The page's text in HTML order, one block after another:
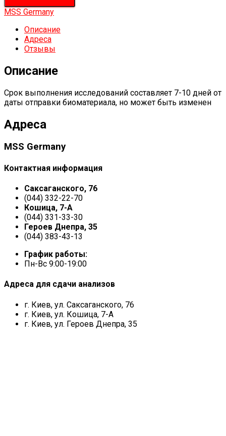
MSS Germany
Описание
Адреса
Отзывы
Описание
Срок выполнения исследований составляет 7-10 дней от
даты отправки биоматериала, но может быть изменен
Адреса
MSS Germany
Контактная информация
Саксаганского, 76
(044) 332-22-70
Кошица, 7-А
(044) 331-33-30
Героев Днепра, 35
(044) 383-43-13
График работы:
Пн-Вс 9:00-19:00
Адреса для сдачи анализов
г. Киев, ул. Саксаганского, 76
г. Киев, ул. Кошица, 7-А
г. Киев, ул. Героев Днепра, 35